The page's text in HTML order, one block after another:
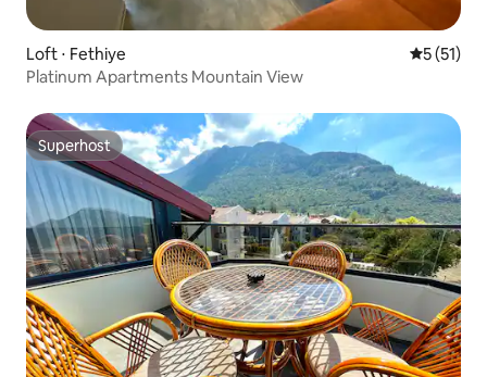
Loft ⋅ Fethiye 5 de uma
5 (51)
Platinum Apartments Mountain View
Superhost
Superhost